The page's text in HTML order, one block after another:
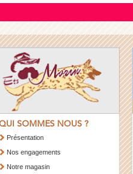
SOMMES NOUS ?
Présentation
Nos engagements
Notre magasin